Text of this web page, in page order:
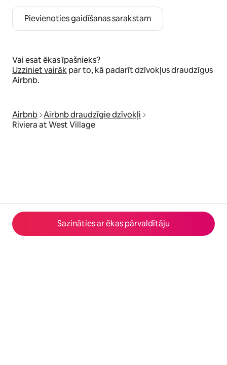
Sazināties ar ēkas pārvaldītāju
Pievienoties gaidīšanas sarakstam
Vai esat ēkas īpašnieks?
Uzziniet vairākpar to, kā padarīt dzīvokļus draudzīgus
Airbnb.
Airbnb Airbnb draudzīgie dzīvokļi
Riviera at West Village